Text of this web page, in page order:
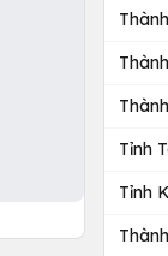
Tỉnh
Tỉnh